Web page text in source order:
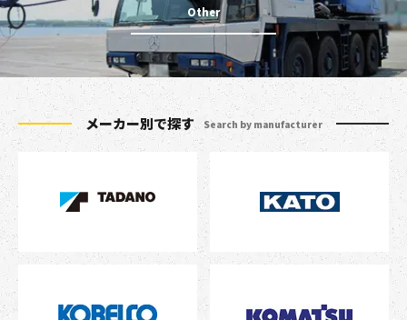
メーカー別で探す Search by manufacturer